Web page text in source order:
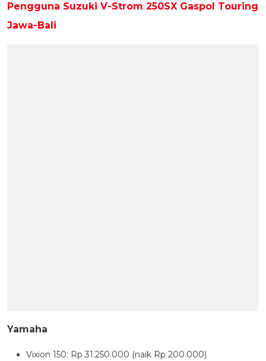
Pengguna Suzuki V-Strom 250SX Gaspol Touring
Jawa-Bali
Yamaha
Vixion 150: Rp 31.250.000 (naik Rp 200.000)